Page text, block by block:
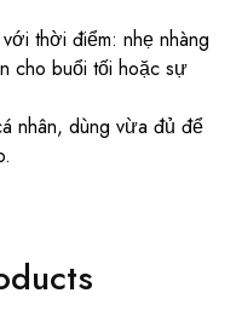
thời điểm: nhẹ nhàng
cho buổi tối hoặc sự
nhân, dùng vừa đủ để